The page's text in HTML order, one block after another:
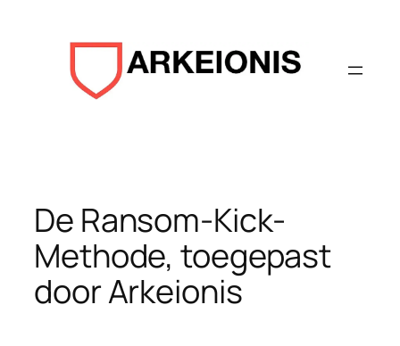
De Ransom-Kick-
Methode, toegepast
door Arkeionis